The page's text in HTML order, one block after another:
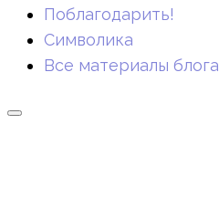
Поблагодарить!
Символика
Все материалы блога